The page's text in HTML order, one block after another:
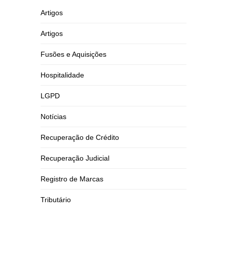
Artigos
Artigos
Fusões e Aquisições
Hospitalidade
LGPD
Notícias
Recuperação de Crédito
Recuperação Judicial
Registro de Marcas
Tributário